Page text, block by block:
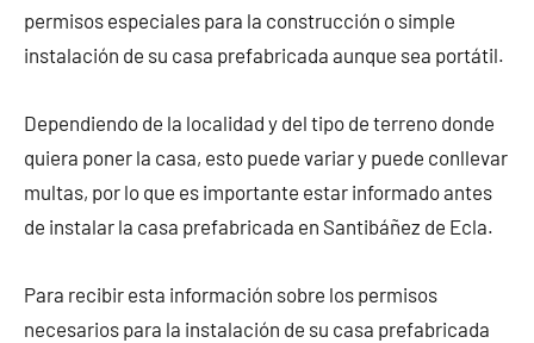
permisos especiales para la construcción o simple
instalación de su casa prefabricada aunque sea portátil.
Dependiendo de la localidad y del tipo de terreno donde
quiera poner la casa, esto puede variar y puede conllevar
multas, por lo que es importante estar informado antes
de instalar la casa prefabricada en Santibáñez de Ecla.
Para recibir esta información sobre los permisos
necesarios para la instalación de su casa prefabricada